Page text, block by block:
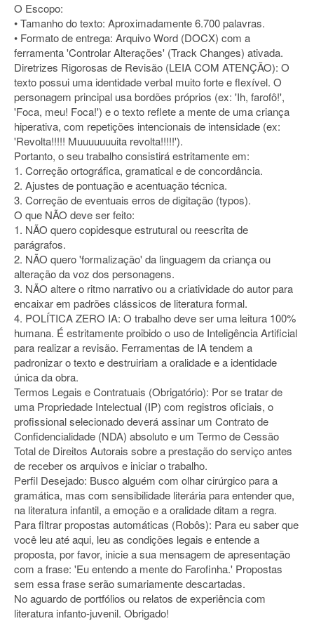
O Escopo:
• Tamanho do texto: Aproximadamente 6.700 palavras.
• Formato de entrega: Arquivo Word (DOCX) com a
ferramenta 'Controlar Alterações' (Track Changes) ativada.
Diretrizes Rigorosas de Revisão (LEIA COM ATENÇÃO): O
texto possui uma identidade verbal muito forte e flexível. O
personagem principal usa bordões próprios (ex: 'Ih, farofô!',
'Foca, meu! Foca!') e o texto reflete a mente de uma criança
hiperativa, com repetições intencionais de intensidade (ex:
'Revolta!!!!! Muuuuuuuita revolta!!!!!').
Portanto, o seu trabalho consistirá estritamente em:
1. Correção ortográfica, gramatical e de concordância.
2. Ajustes de pontuação e acentuação técnica.
3. Correção de eventuais erros de digitação (typos).
O que NÃO deve ser feito:
1. NÃO quero copidesque estrutural ou reescrita de
parágrafos.
2. NÃO quero 'formalização' da linguagem da criança ou
alteração da voz dos personagens.
3. NÃO altere o ritmo narrativo ou a criatividade do autor para
encaixar em padrões clássicos de literatura formal.
4. POLÍTICA ZERO IA: O trabalho deve ser uma leitura 100%
humana. É estritamente proibido o uso de Inteligência Artificial
para realizar a revisão. Ferramentas de IA tendem a
padronizar o texto e destruiriam a oralidade e a identidade
única da obra.
Termos Legais e Contratuais (Obrigatório): Por se tratar de
uma Propriedade Intelectual (IP) com registros oficiais, o
profissional selecionado deverá assinar um Contrato de
Confidencialidade (NDA) absoluto e um Termo de Cessão
Total de Direitos Autorais sobre a prestação do serviço antes
de receber os arquivos e iniciar o trabalho.
Perfil Desejado: Busco alguém com olhar cirúrgico para a
gramática, mas com sensibilidade literária para entender que,
na literatura infantil, a emoção e a oralidade ditam a regra.
Para filtrar propostas automáticas (Robôs): Para eu saber que
você leu até aqui, leu as condições legais e entende a
proposta, por favor, inicie a sua mensagem de apresentação
com a frase: 'Eu entendo a mente do Farofinha.' Propostas
sem essa frase serão sumariamente descartadas.
No aguardo de portfólios ou relatos de experiência com
literatura infanto-juvenil. Obrigado!